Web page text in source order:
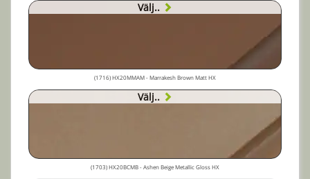
Välj..
(1716) HX20MMAM - Marrakesh Brown Matt HX
Välj..
(1703) HX20BCMB - Ashen Beige Metallic Gloss HX